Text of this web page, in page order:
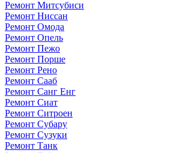
Ремонт Митсубиси
Ремонт Ниссан
Ремонт Омода
Ремонт Опель
Ремонт Пежо
Ремонт Порше
Ремонт Рено
Ремонт Сааб
Ремонт Санг Енг
Ремонт Сиат
Ремонт Ситроен
Ремонт Субару
Ремонт Сузуки
Ремонт Танк